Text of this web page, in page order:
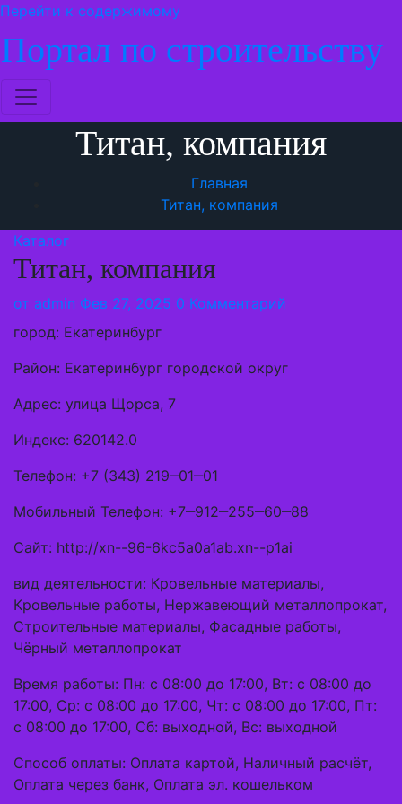
Перейти к содержимому
Портал по строительству
Титан, компания
Главная
Титан, компания
Каталог
Титан, компания
от admin Фев 27, 2025 0 Комментарий
город: Екатеринбург
Район: Екатеринбург городской округ
Адрес: улица Щорса, 7
Индекс: 620142.0
Телефон: +7 (343) 219‒01‒01
Мобильный Телефон: +7‒912‒255‒60‒88
Сайт: http://xn--96-6kc5a0a1ab.xn--p1ai
вид деятельности: Кровельные материалы,
Кровельные работы, Нержавеющий металлопрокат,
Строительные материалы, Фасадные работы,
Чёрный металлопрокат
Время работы: Пн: с 08:00 до 17:00, Вт: с 08:00 до
17:00, Ср: с 08:00 до 17:00, Чт: с 08:00 до 17:00, Пт:
с 08:00 до 17:00, Сб: выходной, Вс: выходной
Способ оплаты: Оплата картой, Наличный расчёт,
Оплата через банк, Оплата эл. кошельком